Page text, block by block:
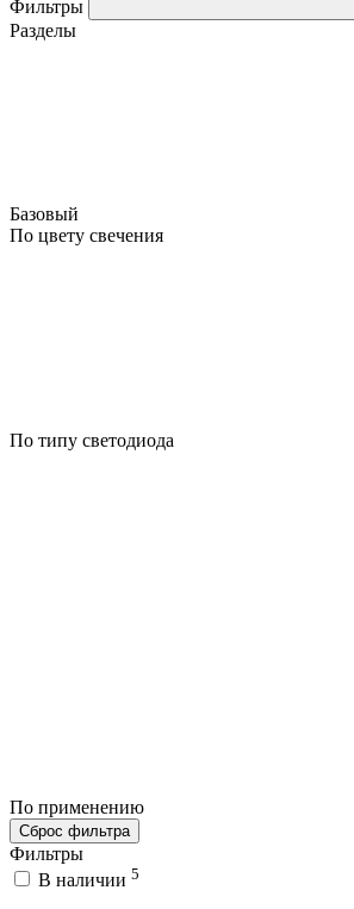
Фильтры
Разделы
Базовый
По цвету свечения
По типу светодиода
По применению
Сброс фильтра
Фильтры
В наличии 5